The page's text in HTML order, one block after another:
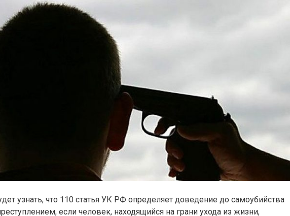
узнать, что 110 статья УК РФ определяет доведение до самоубийства
если человек, находящийся на грани ухода из жизни,